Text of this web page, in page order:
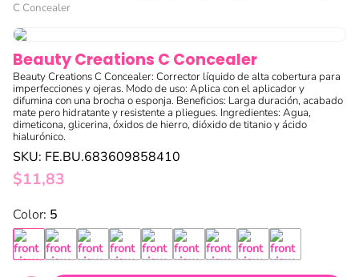
C Concealer
Beauty Creations C Concealer
Beauty Creations C Concealer: Corrector líquido de alta cobertura para
imperfecciones y ojeras. Modo de uso: Aplica con el aplicador y
difumina con una brocha o esponja. Beneficios: Larga duración, acabado
mate pero hidratante y resistente a pliegues. Ingredientes: Agua,
dimeticona, glicerina, óxidos de hierro, dióxido de titanio y ácido
hialurónico.
SKU: FE.BU.683609858410
$11,83
: 5